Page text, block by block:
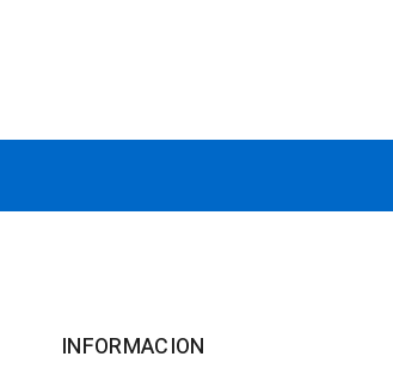
INFORMACION